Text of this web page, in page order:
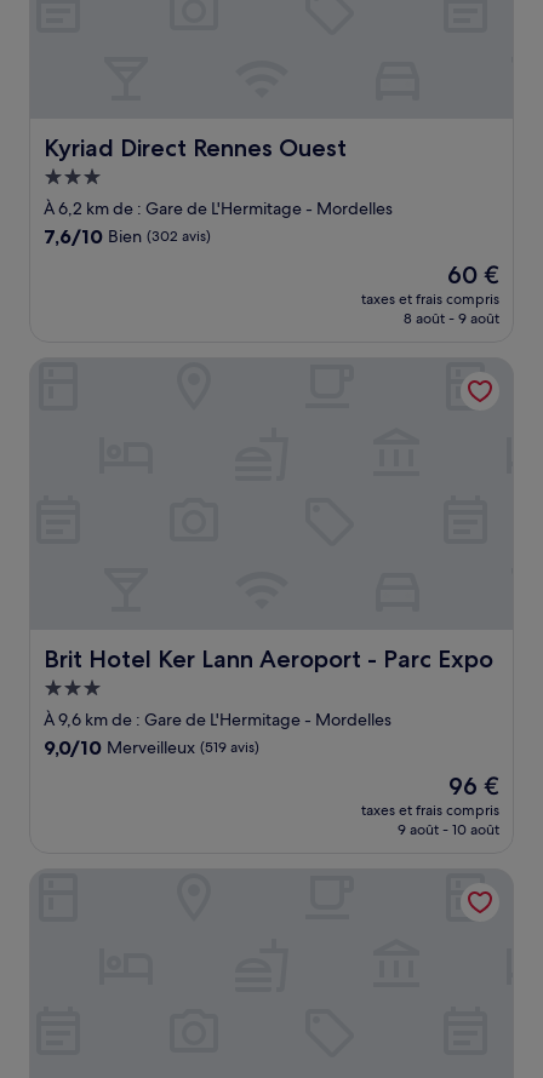
Kyriad Direct Rennes Ouest
Kyriad Direct Rennes Ouest
Hébergement
3.0 étoiles
À 6,2 km de : Gare de L'Hermitage - Mordelles
7.6
7,6/10 Bien (302 avis)
Le
nouveau
prix
de
60 €
60 €
taxes et frais compris
8 août - 9 août
Brit Hotel Ker Lann Aeroport - Parc Expo
Brit Hotel Ker Lann Aeroport - Parc Expo
Hébergement
3.0 étoiles
À 9,6 km de : Gare de L'Hermitage - Mordelles
9.0
9,0/10 Merveilleux (519 avis)
Le
nouveau
prix
de
96 €
96 €
taxes et frais compris
9 août - 10 août